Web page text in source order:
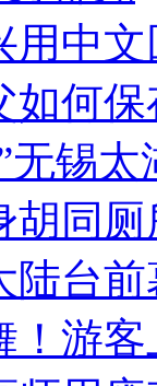
用中
如何
无锡
胡同
台
游客